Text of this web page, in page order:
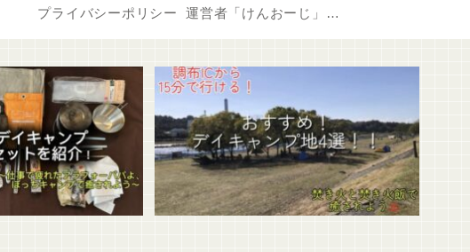
プライバシーポリシー 運営者「けんおーじ」について